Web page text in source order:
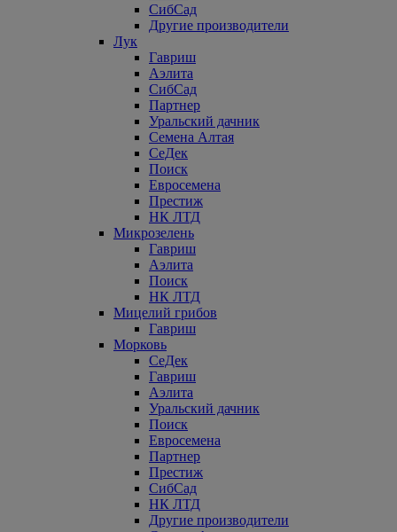
СибСад
Другие производители
Лук
Гавриш
Аэлита
СибСад
Партнер
Уральский дачник
Семена Алтая
СеДек
Поиск
Евросемена
Престиж
НК ЛТД
Микрозелень
Гавриш
Аэлита
Поиск
НК ЛТД
Мицелий грибов
Гавриш
Морковь
СеДек
Гавриш
Аэлита
Уральский дачник
Поиск
Евросемена
Партнер
Престиж
СибСад
НК ЛТД
Другие производители